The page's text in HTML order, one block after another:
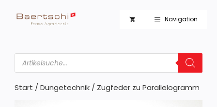
Inhalt
Navigation
Products
search
Start / Düngetechnik / Zugfeder zu Parallelogramm